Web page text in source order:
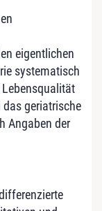
eigentlichen
systematisch
geriatrische
Angaben der